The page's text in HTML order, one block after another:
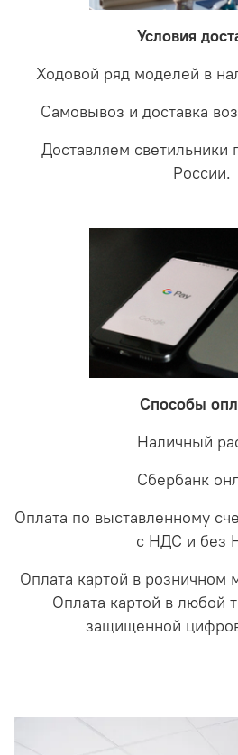
забудете что такое тусклость и
Условия
Ходовой ряд моделей в
Самовывоз и доставка
Доставляем светильники
России.
Способы
Наличный
Сбербанк
Оплата по выставленному
с НДС и без
Оплата картой в розничном
Оплата картой в любой
защищенной